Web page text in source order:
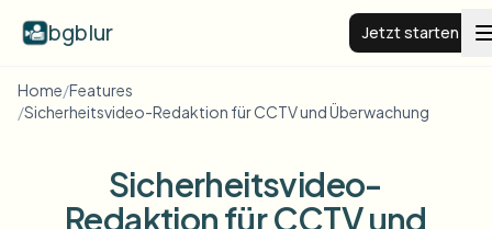
bgblur Jetzt starten
BG weichzeichnen
Home/Features
/Sicherheitsvideo-Redaktion für CCTV und Überwachung
Sicherheitsvideo-
Redaktion für CCTV und